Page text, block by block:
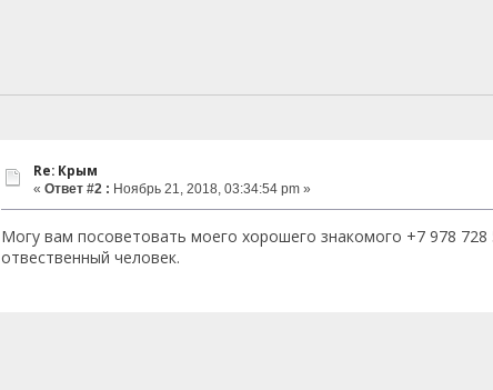
Re: Крым
« Ответ #2 : Ноябрь 21, 2018, 03:34:54 pm »
Могу вам посоветовать моего хорошего знакомого +7 978
отвественный человек.